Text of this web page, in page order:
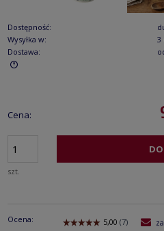
Dostępność:
Wysyłka w:
3
Dostawa:
Cena nie zawiera ewentualnych
Cena:
szt.
Ocena: